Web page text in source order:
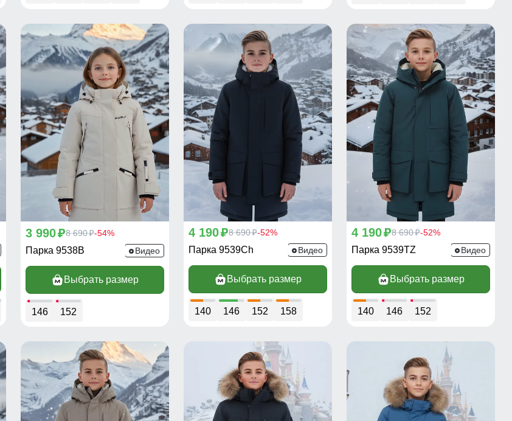
3 990p8 690p-54%
Парка 9538B Видео
Выбрать размер
146 152
4 190p8 690p-52%
Парка 9539Ch Видео
Выбрать размер
140 146 152 158
4 190p8 690p-52%
Парка 9539TZ Видео
Выбрать размер
140 146 152